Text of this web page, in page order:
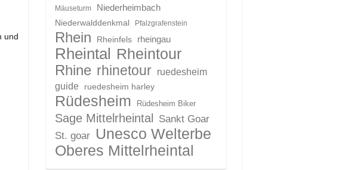
und
Mäuseturm
Niederheimbach
Niederwalddenkmal
Pfalzgrafenstein
Rhein Rheinfels rheingau
Rheintal Rheintour
Rhine rhinetour ruedesheim
guide
ruedesheim harley
Rüdesheim Rüdesheim Biker
Sage Mittelrheintal Sankt Goar
St. goar Unesco Welterbe
Oberes Mittelrheintal